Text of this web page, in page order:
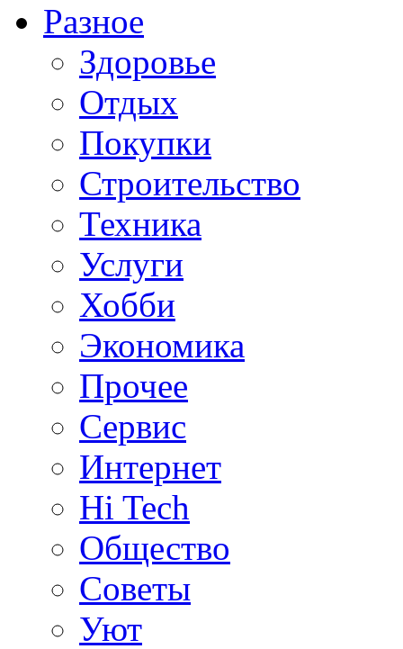
Разное
Здоровье
Отдых
Покупки
Строительство
Техника
Услуги
Хобби
Экономика
Прочее
Сервис
Интернет
Hi Tech
Общество
Советы
Уют